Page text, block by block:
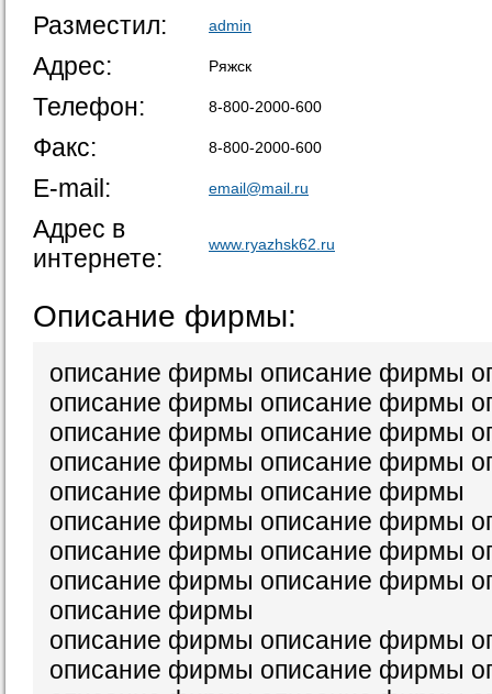
Разместил: admin
Адрес: Ряжск
Телефон: 8-800-2000-600
Факс: 8-800-2000-600
E-mail: email@mail.ru
Адрес в
интернете:
www.ryazhsk62.ru
Описание фирмы:
описание фирмы описание фирмы
описание фирмы описание фирмы
описание фирмы описание фирмы
описание фирмы описание фирмы
описание фирмы описание фирмы
описание фирмы описание фирмы
описание фирмы описание фирмы
описание фирмы описание фирмы
описание фирмы
описание фирмы описание фирмы
описание фирмы описание фирмы